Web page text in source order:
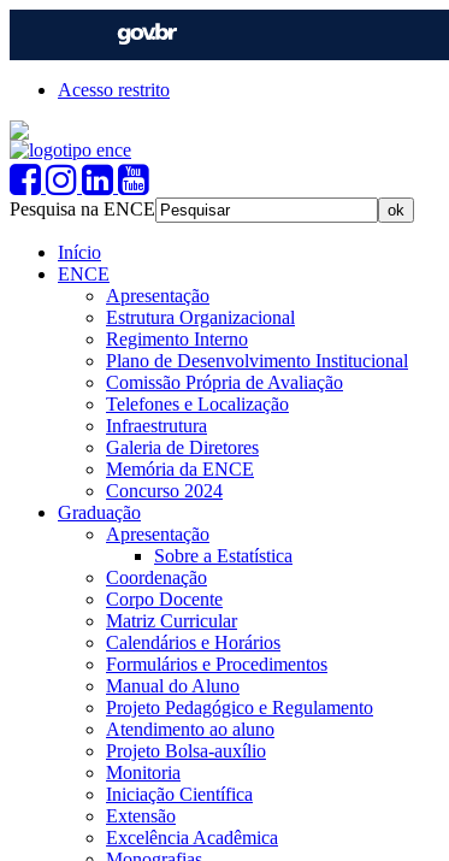
Acesso restrito
Pesquisa na ENCE
Início
ENCE
Apresentação
Estrutura Organizacional
Regimento Interno
Plano de Desenvolvimento Institucional
Comissão Própria de Avaliação
Telefones e Localização
Infraestrutura
Galeria de Diretores
Memória da ENCE
Concurso 2024
Graduação
Apresentação
Sobre a Estatística
Coordenação
Corpo Docente
Matriz Curricular
Calendários e Horários
Formulários e Procedimentos
Manual do Aluno
Projeto Pedagógico e Regulamento
Atendimento ao aluno
Projeto Bolsa-auxílio
Monitoria
Iniciação Científica
Extensão
Excelência Acadêmica